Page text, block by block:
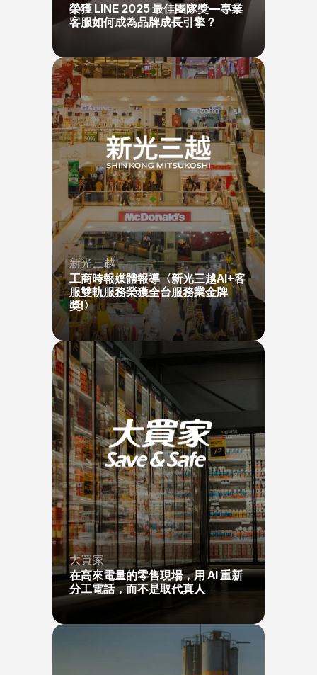
榮獲 LINE 2025 最佳團隊獎—專業
客服如何成為品牌成長引擎？
新光三越
工商時報媒體報導〈新光三越AI+客
服雙軌服務榮獲全台服務業金牌
獎!〉
大買家
在高來電量的零售現場，用 AI 重新
分工電話，而不是取代真人